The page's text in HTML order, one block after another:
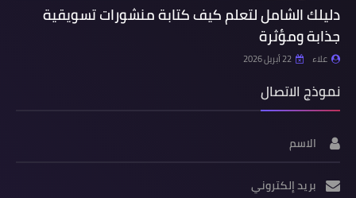
دليلك الشامل لتعلم كيف كتابة منشورات تسويقية
جذابة ومؤثرة
علاء 22 أبريل 2026
نموذج الاتصال
الاسم
بريد إلكتروني